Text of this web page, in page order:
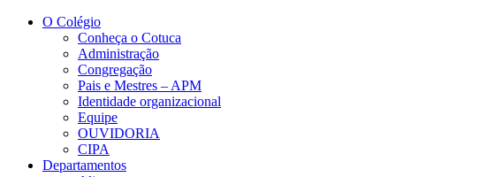
Conteúdo principal
O Colégio
Conheça o Cotuca
Administração
Congregação
Pais e Mestres – APM
Identidade organizacional
Equipe
OUVIDORIA
CIPA
Departamentos